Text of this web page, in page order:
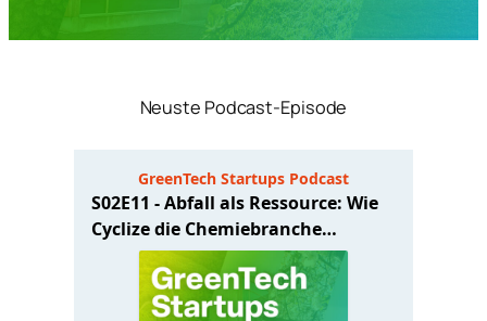
Neuste Podcast-Episode